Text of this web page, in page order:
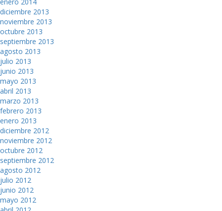
diciembre 2013
noviembre 2013
octubre 2013
septiembre 2013
agosto 2013
julio 2013
junio 2013
mayo 2013
abril 2013
marzo 2013
febrero 2013
enero 2013
diciembre 2012
noviembre 2012
octubre 2012
septiembre 2012
agosto 2012
julio 2012
junio 2012
mayo 2012